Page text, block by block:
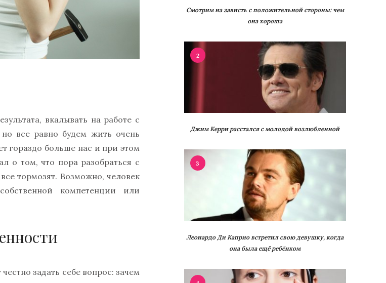
вкалывать на работе с
все равно будем жить очень
гораздо больше нас и при этом
о том, что пора разобраться с
тормозят. Возможно, человек
компетенции или
задать себе вопрос: зачем
Смотрим на зависть с положительной стороны: чем
она хороша
2
Джим Керри расстался с молодой возлюбленной
3
Леонардо Ди Каприо встретил свою девушку, когда
она была ещё ребёнком